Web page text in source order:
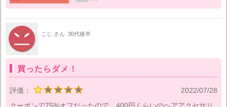
こじ さん 30代後半
買ったらダメ！
評価：
2022/07/28